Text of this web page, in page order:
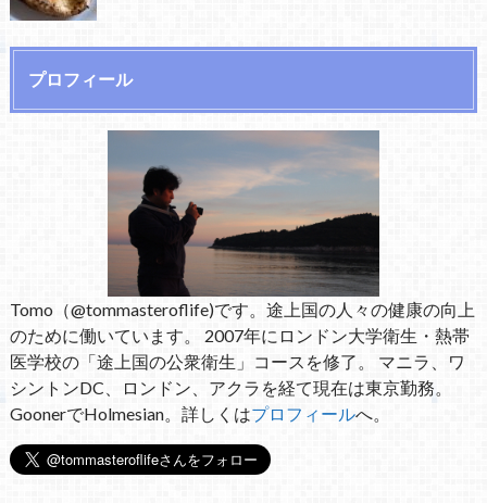
プロフィール
Tomo（@tommasteroflife)です。途上国の人々の健康の向上
のために働いています。 2007年にロンドン大学衛生・熱帯
医学校の「途上国の公衆衛生」コースを修了。 マニラ、ワ
シントンDC、ロンドン、アクラを経て現在は東京勤務。
GoonerでHolmesian。詳しくはプロフィールへ。